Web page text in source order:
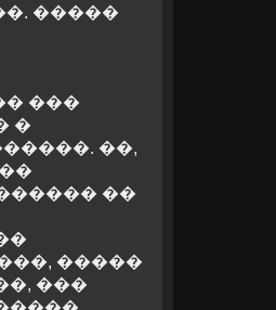
�����
���
�
��,
��
�����
���